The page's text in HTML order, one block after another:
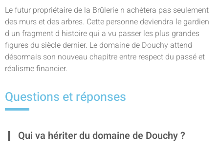
Le futur propriétaire de la Brûlerie n achètera pas seulement
des murs et des arbres. Cette personne deviendra le gardien
d un fragment d histoire qui a vu passer les plus grandes
figures du siècle dernier. Le domaine de Douchy attend
désormais son nouveau chapitre entre respect du passé et
réalisme financier.
Questions et réponses
Qui va hériter du domaine de Douchy ?